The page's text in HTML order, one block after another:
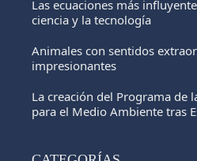
Las ecuaciones más
ciencia y la tecnología
Animales con sentidos
impresionantes
La creación del Programa de
para el Medio Ambiente tras